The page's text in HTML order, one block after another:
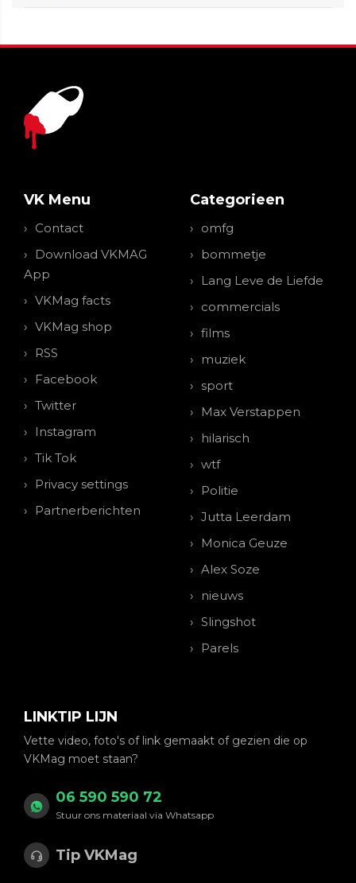
VK Menu
Contact
Download VKMAG
App
VKMag facts
VKMag shop
RSS
Facebook
Twitter
Instagram
Tik Tok
Privacy settings
Partnerberichten
Categorieen
omfg
bommetje
Lang Leve de Liefde
commercials
films
muziek
sport
Max Verstappen
hilarisch
wtf
Politie
Jutta Leerdam
Monica Geuze
Alex Soze
nieuws
Slingshot
Parels
LINKTIP LIJN
Vette video, foto's of link gemaakt of gezien die op
VKMag moet staan?
06 590 590 72
Stuur ons materiaal via Whatsapp
Tip VKMag